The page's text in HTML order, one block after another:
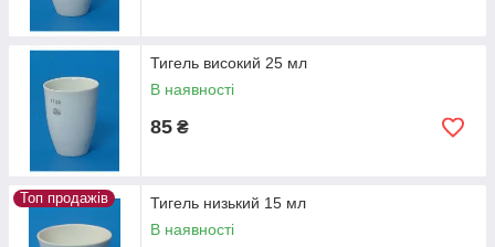
Тигель високий 25 мл
В наявності
85 ₴
Топ продажів
Тигель низький 15 мл
В наявності